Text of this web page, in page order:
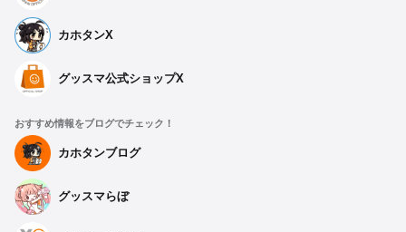
カホタンX
グッスマ公式ショップX
おすすめ情報をブログでチェック！
カホタンブログ
グッスマらぼ